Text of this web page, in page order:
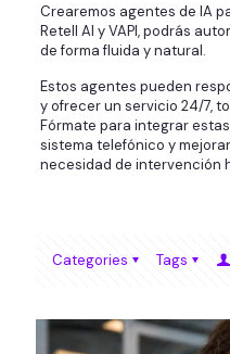
Crearemos agentes de IA
Retell AI y VAPI, podrás
de forma fluida y natural.
Estos agentes pueden
y ofrecer un servicio 24/7,
Fórmate para integrar
sistema telefónico y
necesidad de intervención
Categories Tags